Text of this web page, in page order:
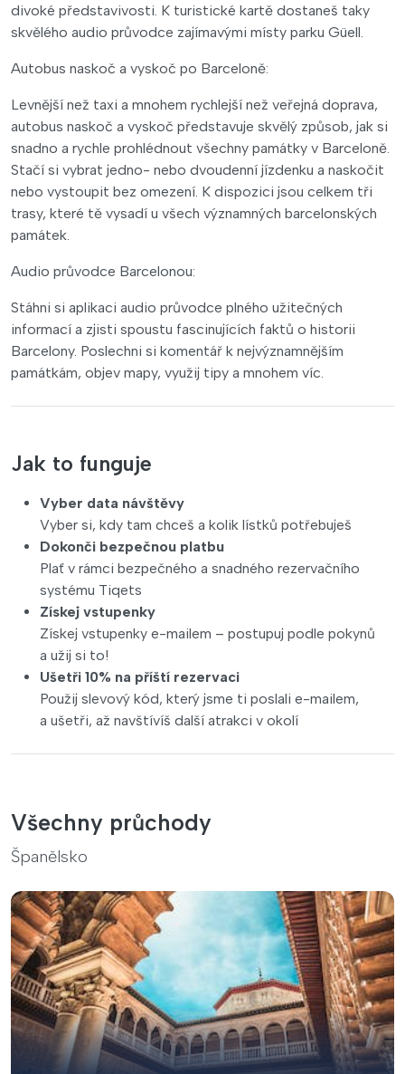
divoké představivosti. K turistické kartě dostaneš taky
skvělého audio průvodce zajímavými místy parku Güell.
Autobus naskoč a vyskoč po Barceloně:
Levnější než taxi a mnohem rychlejší než veřejná doprava,
autobus naskoč a vyskoč představuje skvělý způsob, jak si
snadno a rychle prohlédnout všechny památky v Barceloně.
Stačí si vybrat jedno- nebo dvoudenní jízdenku a naskočit
nebo vystoupit bez omezení. K dispozici jsou celkem tři
trasy, které tě vysadí u všech významných barcelonských
památek.
Audio průvodce Barcelonou:
Stáhni si aplikaci audio průvodce plného užitečných
informací a zjisti spoustu fascinujících faktů o historii
Barcelony. Poslechni si komentář k nejvýznamnějším
památkám, objev mapy, využij tipy a mnohem víc.
Jak to funguje
Vyber data návštěvy
Vyber si, kdy tam chceš a kolik lístků potřebuješ
Dokonči bezpečnou platbu
Plať v rámci bezpečného a snadného rezervačního
systému Tiqets
Získej vstupenky
Získej vstupenky e-mailem – postupuj podle pokynů
a užij si to!
Ušetři 10% na příští rezervaci
Použij slevový kód, který jsme ti poslali e-mailem,
a ušetři, až navštívíš další atrakci v okolí
Všechny průchody
Španělsko